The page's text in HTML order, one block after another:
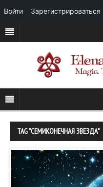
TAG "СЕМИКОНЕЧНАЯ ЗВЕЗДА"
Войти Зарегистрироваться